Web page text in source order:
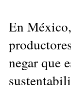
En
negar que